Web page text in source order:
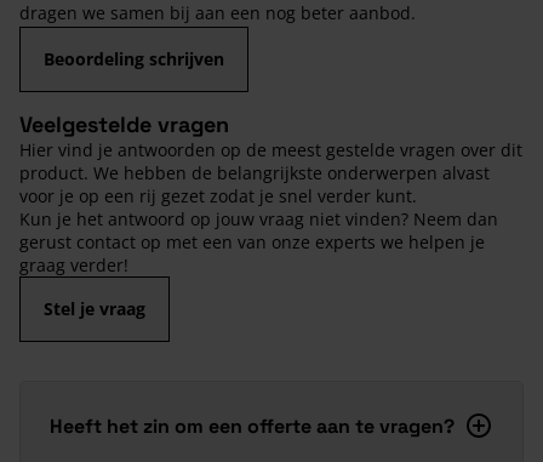
dragen we samen bij aan een nog beter aanbod.
Beoordeling schrijven
Veelgestelde vragen
Hier vind je antwoorden op de meest gestelde vragen over dit
product. We hebben de belangrijkste onderwerpen alvast
voor je op een rij gezet zodat je snel verder kunt.
Kun je het antwoord op jouw vraag niet vinden? Neem dan
gerust contact op met een van onze experts we helpen je
graag verder!
Stel je vraag
Heeft het zin om een offerte aan te vragen?